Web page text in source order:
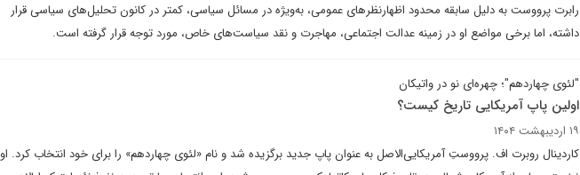
رابرت پرووست به دلیل سابقه محدود اظهارنظرهای عمومی، به‌ویژه در مسائل سیاسی، کمتر در کانون تحلیل‌های سیاسی قرار
داشته، اما برخی مواضع او در زمینه عدالت اجتماعی، مهاجرت و نقد سیاست‌های خاص، مورد توجه قرار گرفته است.
"لئوی چهاردهم"؛ چهره‌ای نو در واتیکان
اولین پاپ آمریکایی تاریخ کیست؟
۱۹ اردیبهشت ۱۴۰۴
کاردینال روبرت اف. پرووستِ آمریکایی‌الاصل به عنوان پاپ جدید برگزیده شد و نام «لئوی چهاردهم» را برای خود انتخاب کرد. او